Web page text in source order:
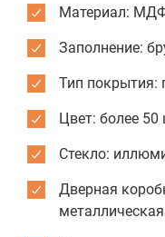
Материал:
Заполнение:
Тип покрытия:
Цвет: более 50
Стекло:
Дверная
металлическая